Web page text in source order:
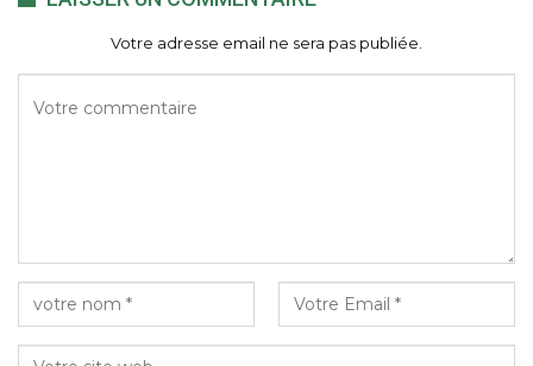
Votre adresse email ne sera pas publiée.